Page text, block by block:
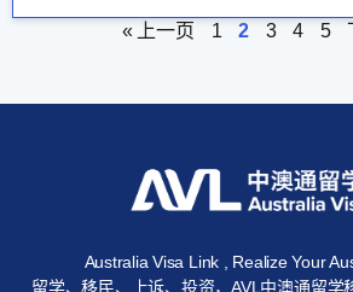
« 上一页 1 2 3 4 5
Australia Visa Link , Realize Your
留学、移民、上诉、投资，AVL中澳通留学